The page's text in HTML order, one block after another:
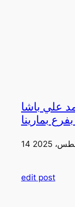
علي باشا
بمارينا
2025
edit post